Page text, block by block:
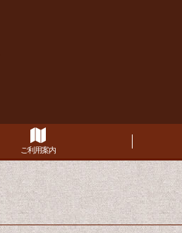
ご利用案内